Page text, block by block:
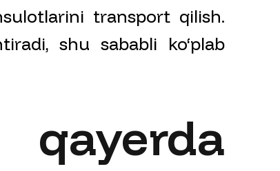
transport qilish.
shu sababli ko‘plab